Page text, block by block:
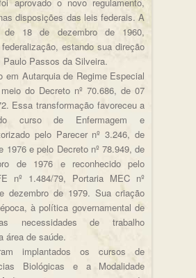
disposições das leis federais. A
18 de dezembro de 1960,
estando sua direção
Passos da Silveira.
em Autarquia de Regime Especial
do Decreto nº 70.686, de 07
Essa transformação favoreceu a
curso de Enfermagem e
pelo Parecer nº 3.246, de
1976 e pelo Decreto nº 78.949, de
de 1976 e reconhecido pelo
nº 1.484/79, Portaria MEC nº
dezembro de 1979. Sua criação
à política governamental de
necessidades de trabalho
área de saúde.
implantados os cursos de
Biológicas e a Modalidade